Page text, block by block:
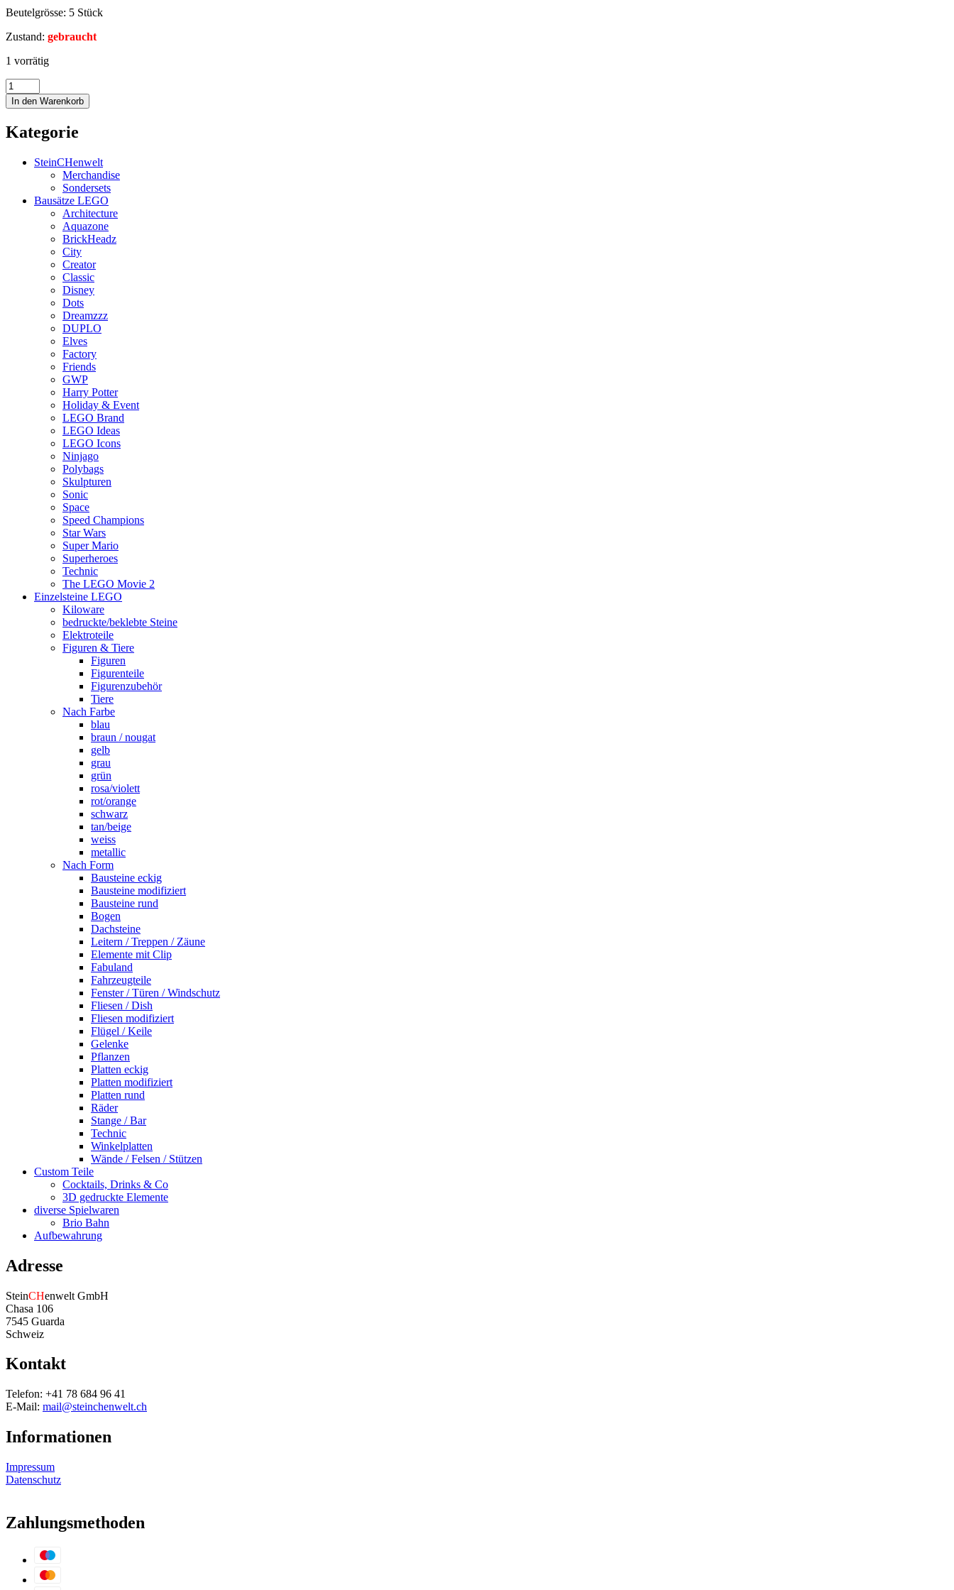
Beutelgrösse: 5 Stück
Zustand: gebraucht
1 vorrätig
In den Warenkorb
Kategorie
SteinCHenwelt
Merchandise
Sondersets
Bausätze LEGO
Architecture
Aquazone
BrickHeadz
City
Creator
Classic
Disney
Dots
Dreamzzz
DUPLO
Elves
Factory
Friends
GWP
Harry Potter
Holiday & Event
LEGO Brand
LEGO Ideas
LEGO Icons
Ninjago
Polybags
Skulpturen
Sonic
Space
Speed Champions
Star Wars
Super Mario
Superheroes
Technic
The LEGO Movie 2
Einzelsteine LEGO
Kiloware
bedruckte/beklebte Steine
Elektroteile
Figuren & Tiere
Figuren
Figurenteile
Figurenzubehör
Tiere
Nach Farbe
blau
braun / nougat
gelb
grau
grün
rosa/violett
rot/orange
schwarz
tan/beige
weiss
metallic
Nach Form
Bausteine eckig
Bausteine modifiziert
Bausteine rund
Bogen
Dachsteine
Leitern / Treppen / Zäune
Elemente mit Clip
Fabuland
Fahrzeugteile
Fenster / Türen / Windschutz
Fliesen / Dish
Fliesen modifiziert
Flügel / Keile
Gelenke
Pflanzen
Platten eckig
Platten modifiziert
Platten rund
Räder
Stange / Bar
Technic
Winkelplatten
Wände / Felsen / Stützen
Custom Teile
Cocktails, Drinks & Co
3D gedruckte Elemente
diverse Spielwaren
Brio Bahn
Aufbewahrung
Adresse
SteinCHenwelt GmbH
Chasa 106
7545 Guarda
Schweiz
Kontakt
Telefon: +41 78 684 96 41
E-Mail: mail@steinchenwelt.ch
Informationen
Impressum
Datenschutz
Zahlungsmethoden